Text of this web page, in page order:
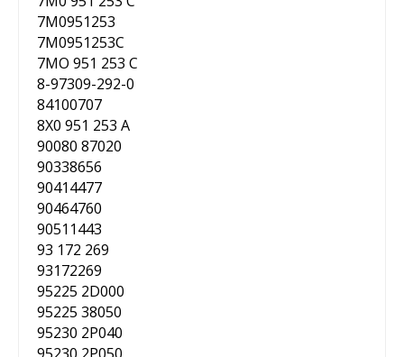
7M0951253
7M0951253C
7MO 951 253 C
8-97309-292-0
84100707
8X0 951 253 A
90080 87020
90338656
90414477
90464760
90511443
93 172 269
93172269
95225 2D000
95225 38050
95230 2P040